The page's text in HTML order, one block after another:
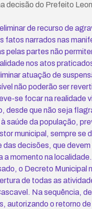
decisão do Prefeito
de recurso de
fatos narrados nas
pelas partes não
nos atos
atuação de
não poderão ser
se focar na realidade
desde que não seja
saúde da população,
municipal, sempre se
das decisões, que
a momento na localidade.
o Decreto Municipal
de todas as
Na sequência,
autorizando o retorno